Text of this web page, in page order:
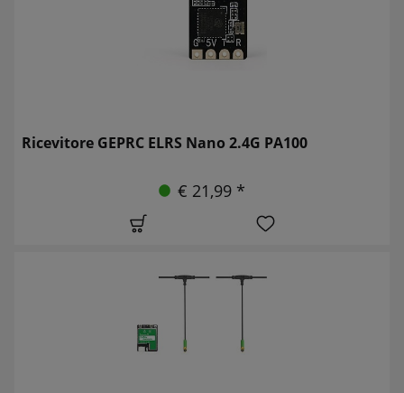
Ricevitore GEPRC ELRS Nano 2.4G PA100
€ 21,99 *